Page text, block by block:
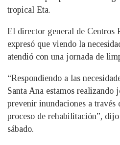
tropical Eta.
El director general de Centros
expresó que viendo la
atendió con una jornada de
“Respondiendo a las
Santa Ana estamos realizando
prevenir inundaciones a través
proceso de rehabilitación”,
sábado.